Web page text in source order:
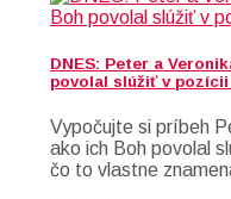
DNES: Peter a
povolal slúžiť v
Vypočujte si príbeh
ako ich Boh povolal
čo to vlastne